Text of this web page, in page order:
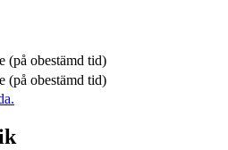
(på obestämd tid)
(på obestämd tid)